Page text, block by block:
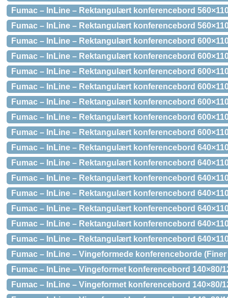
Fumac – InLine – Rektangulært konferencebord
Fumac – InLine – Rektangulært konferencebord
Fumac – InLine – Rektangulært konferencebord
Fumac – InLine – Rektangulært konferencebord
Fumac – InLine – Rektangulært konferencebord
Fumac – InLine – Rektangulært konferencebord
Fumac – InLine – Rektangulært konferencebord
Fumac – InLine – Rektangulært konferencebord
Fumac – InLine – Rektangulært konferencebord
Fumac – InLine – Rektangulært konferencebord
Fumac – InLine – Rektangulært konferencebord
Fumac – InLine – Rektangulært konferencebord
Fumac – InLine – Rektangulært konferencebord
Fumac – InLine – Rektangulært konferencebord
Fumac – InLine – Rektangulært konferencebord
Fumac – InLine – Rektangulært konferencebord
Fumac – InLine – Vingeformede konferenceborde
Fumac – InLine – Vingeformet konferencebord
Fumac – InLine – Vingeformet konferencebord